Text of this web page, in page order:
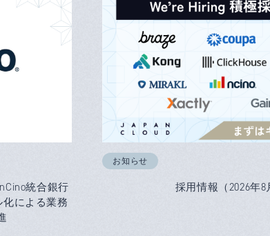
統合銀行
による業務
お知らせ
採用情報（2026年8